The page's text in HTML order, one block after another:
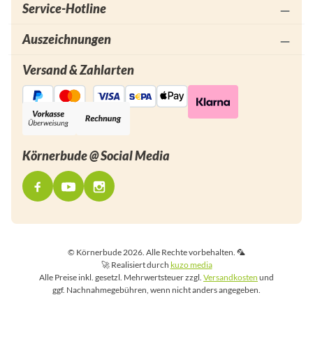
Service-Hotline
Auszeichnungen
Versand & Zahlarten
Körnerbude @ Social Media
© Körnerbude 2026. Alle Rechte vorbehalten. 🦜
🚀 Realisiert durch kuzo media
Alle Preise inkl. gesetzl. Mehrwertsteuer zzgl. Versandkosten und
ggf. Nachnahmegebühren, wenn nicht anders angegeben.